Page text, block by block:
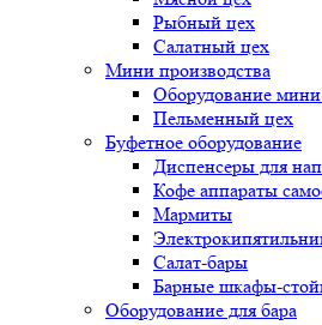
Рыбный цех
Салатный цех
Мини производства
Оборудование
Пельменный цех
Буфетное оборудование
Диспенсеры для
Кофе аппараты
Мармиты
Cалат-бары
Барные шкафы-
Оборудование для бара